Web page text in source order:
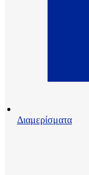
Διαμερίσματα